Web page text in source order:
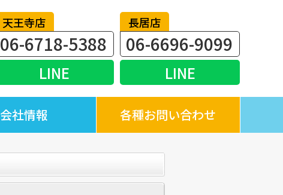
天王寺店
06-6718-5388
LINE
長居店
06-6696-9099
LINE
会社情報 各種お問い合わせ